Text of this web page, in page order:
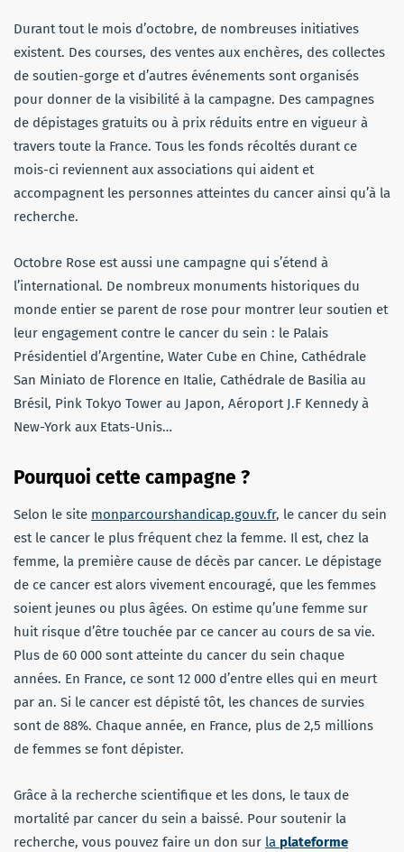
Durant tout le mois d’octobre, de nombreuses initiatives
existent. Des courses, des ventes aux enchères, des collectes
de soutien-gorge et d’autres événements sont organisés
pour donner de la visibilité à la campagne. Des campagnes
de dépistages gratuits ou à prix réduits entre en vigueur à
travers toute la France. Tous les fonds récoltés durant ce
mois-ci reviennent aux associations qui aident et
accompagnent les personnes atteintes du cancer ainsi qu’à la
recherche.
Octobre Rose est aussi une campagne qui s’étend à
l’international. De nombreux monuments historiques du
monde entier se parent de rose pour montrer leur soutien et
leur engagement contre le cancer du sein : le Palais
Présidentiel d’Argentine, Water Cube en Chine, Cathédrale
San Miniato de Florence en Italie, Cathédrale de Basilia au
Brésil, Pink Tokyo Tower au Japon, Aéroport J.F Kennedy à
New-York aux Etats-Unis…
Pourquoi cette campagne ?
Selon le site monparcourshandicap.gouv.fr, le cancer du sein
est le cancer le plus fréquent chez la femme. Il est, chez la
femme, la première cause de décès par cancer. Le dépistage
de ce cancer est alors vivement encouragé, que les femmes
soient jeunes ou plus âgées. On estime qu’une femme sur
huit risque d’être touchée par ce cancer au cours de sa vie.
Plus de 60 000 sont atteinte du cancer du sein chaque
années. En France, ce sont 12 000 d’entre elles qui en meurt
par an. Si le cancer est dépisté tôt, les chances de survies
sont de 88%. Chaque année, en France, plus de 2,5 millions
de femmes se font dépister.
Grâce à la recherche scientifique et les dons, le taux de
mortalité par cancer du sein a baissé. Pour soutenir la
recherche, vous pouvez faire un don sur la plateforme